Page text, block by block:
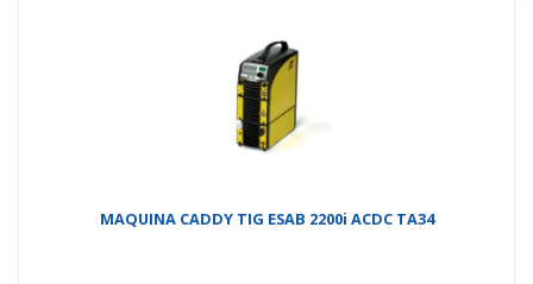
MAQUINA CADDY TIG ESAB 2200i ACDC TA34